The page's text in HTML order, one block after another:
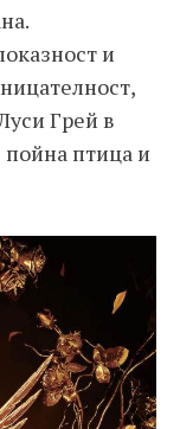
и
Грей в
птица и